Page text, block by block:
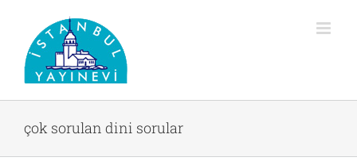
content
çok sorulan dini sorular